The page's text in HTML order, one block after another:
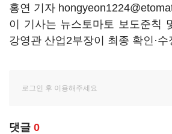
홍연 기자
이 기사는 뉴스토마토 보도준칙
강영관 산업2부장이 최종 확인·수
댓글 0